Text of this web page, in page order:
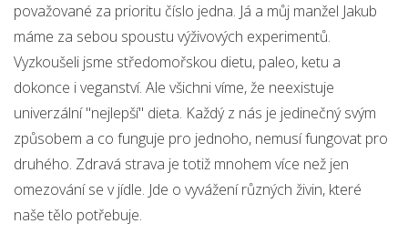
považované za prioritu číslo jedna. Já a můj manžel Jakub
máme za sebou spoustu výživových experimentů.
Vyzkoušeli jsme středomořskou dietu, paleo, ketu a
dokonce i veganství. Ale všichni víme, že neexistuje
univerzální "nejlepší" dieta. Každý z nás je jedinečný svým
způsobem a co funguje pro jednoho, nemusí fungovat pro
druhého. Zdravá strava je totiž mnohem více než jen
omezování se v jídle. Jde o vyvážení různých živin, které
naše tělo potřebuje.